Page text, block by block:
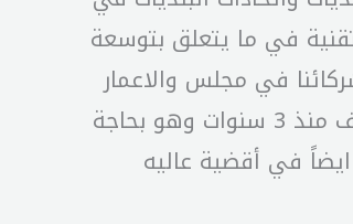
في ما يتعلق بتوسعة
في مجلس والاعمار
والادارات المعنية. وتم التوافق على وضع بند تشغيل معمل العمروسية في أول جلسة لمجلس الوزراء بعدما توقف منذ 3 سنوات وهو بحاجة
في أقضية عاليه